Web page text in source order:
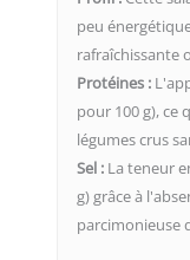
peu
rafraîchissante
Protéines :
pour 100 g), ce
légumes crus
Sel : La teneur
g) grâce à
parcimonieuse